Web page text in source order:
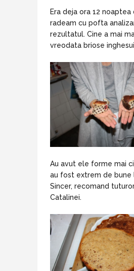
Era deja ora 12 noaptea
radeam cu pofta
rezultatul. Cine a mai
vreodata briose
Au avut ele forme mai
au fost extrem de bune
Sincer, recomand
Catalinei.